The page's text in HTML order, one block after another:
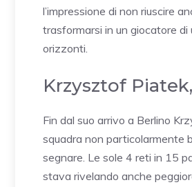
l’impressione di non riuscire
trasformarsi in un giocatore di
orizzonti.
Krzysztof
Fin dal suo arrivo a Berlino
squadra non particolarmente
segnare. Le sole 4 reti in 15
stava rivelando anche